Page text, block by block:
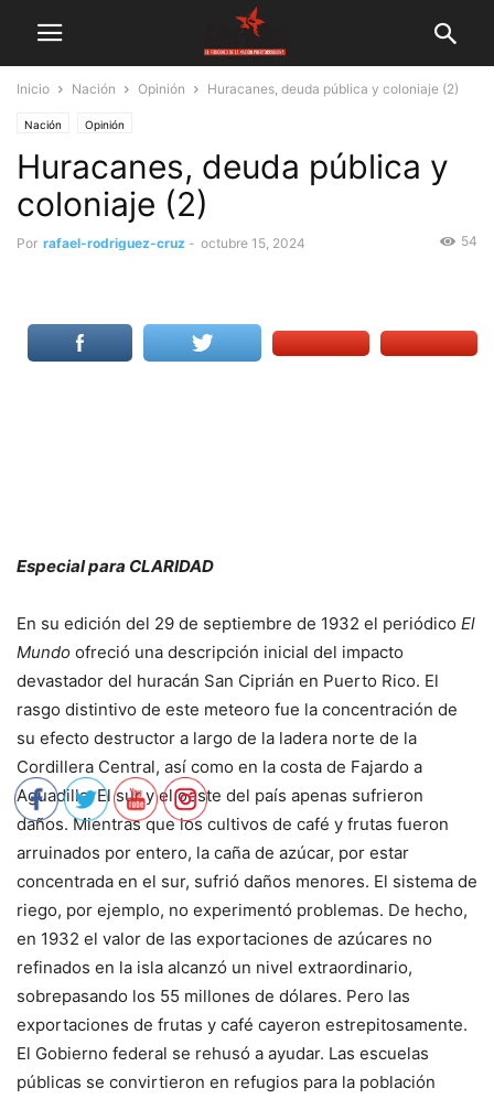
Inicio Nación Opinión Huracanes, deuda pública y coloniaje (2)
Nación Opinión
Huracanes, deuda pública y
coloniaje (2)
Por rafael-rodriguez-cruz - octubre 15, 2024 54
Especial para CLARIDAD
En su edición del 29 de septiembre de 1932 el periódico El
Mundo ofreció una descripción inicial del impacto
devastador del huracán San Ciprián en Puerto Rico. El
rasgo distintivo de este meteoro fue la concentración de
su efecto destructor a largo de la ladera norte de la
Cordillera Central, así como en la costa de Fajardo a
Aguadilla. El sur y el oeste del país apenas sufrieron
daños. Mientras que los cultivos de café y frutas fueron
arruinados por entero, la caña de azúcar, por estar
concentrada en el sur, sufrió daños menores. El sistema de
riego, por ejemplo, no experimentó problemas. De hecho,
en 1932 el valor de las exportaciones de azúcares no
refinados en la isla alcanzó un nivel extraordinario,
sobrepasando los 55 millones de dólares. Pero las
exportaciones de frutas y café cayeron estrepitosamente.
El Gobierno federal se rehusó a ayudar. Las escuelas
públicas se convirtieron en refugios para la población